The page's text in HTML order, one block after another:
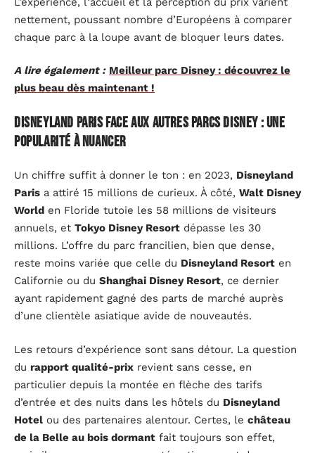
nettement, poussant nombre d’Européens à comparer
chaque parc à la loupe avant de bloquer leurs dates.
A lire également : Meilleur parc Disney : découvrez le
plus beau dès maintenant !
Disneyland Paris face aux autres parcs Disney : une
popularité à nuancer
Un chiffre suffit à donner le ton : en 2023, Disneyland
Paris a attiré 15 millions de curieux. À côté, Walt Disney
World en Floride tutoie les 58 millions de visiteurs
annuels, et Tokyo Disney Resort dépasse les 30
millions. L’offre du parc francilien, bien que dense,
reste moins variée que celle du Disneyland Resort en
Californie ou du Shanghai Disney Resort, ce dernier
ayant rapidement gagné des parts de marché auprès
d’une clientèle asiatique avide de nouveautés.
Les retours d’expérience sont sans détour. La question
du rapport qualité-prix revient sans cesse, en
particulier depuis la montée en flèche des tarifs
d’entrée et des nuits dans les hôtels du Disneyland
Hotel ou des partenaires alentour. Certes, le château
de la Belle au bois dormant fait toujours son effet,